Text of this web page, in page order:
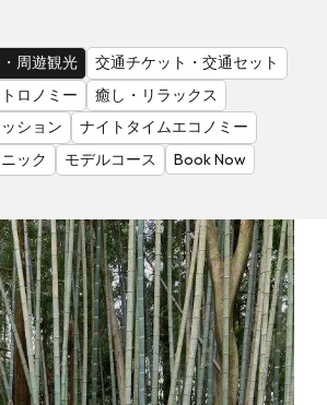
周遊観光
交通チケット・交通セット
ロノミー
癒し・リラックス
ション
ナイトタイムエコノミー
ック モデルコース Book Now